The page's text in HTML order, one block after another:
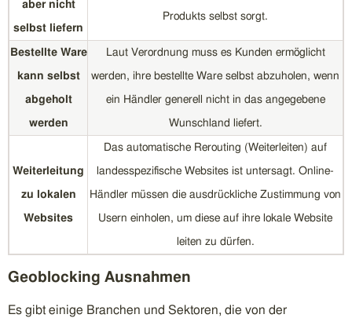
aber nicht
selbst liefern
Produkts selbst sorgt.
Bestellte Ware
kann selbst
abgeholt
werden
Laut Verordnung muss es Kunden ermöglicht
werden, ihre bestellte Ware selbst abzuholen, wenn
ein Händler generell nicht in das angegebene
Wunschland liefert.
Weiterleitung
zu lokalen
Websites
Das automatische Rerouting (Weiterleiten) auf
landesspezifische Websites ist untersagt. Online-
Händler müssen die ausdrückliche Zustimmung von
Usern einholen, um diese auf ihre lokale Website
leiten zu dürfen.
Geoblocking Ausnahmen
Es gibt einige Branchen und Sektoren, die von der